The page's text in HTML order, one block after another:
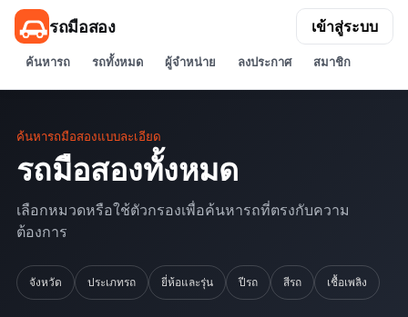
รถมือสอง
ค้นหารถ รถทั้งหมด ผู้จำหน่าย ลงประกาศ สมาชิก
เข้าสู่ระบบ
ค้นหารถมือสองแบบละเอียด
รถมือสองทั้งหมด
เลือกหมวดหรือใช้ตัวกรองเพื่อค้นหารถที่ตรงกับความ
ต้องการ
จังหวัด ประเภทรถ ยี่ห้อและรุ่น ปีรถ สีรถ เชื้อเพลิง